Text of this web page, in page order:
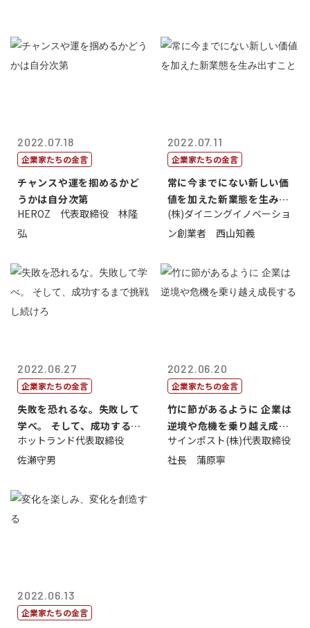
2022.07.18
企業家たちの金言
チャンスや運を掴めるかど
うかは自分次第
HEROZ 代表取締役 林隆
弘
2022.07.11
企業家たちの金言
常に今までにない新しい価
値を加えた新業態を生み出
すこと
(株)ダイニングイノベーショ
ン創業者 西山知義
2022.06.27
企業家たちの金言
失敗を恐れるな。失敗して
学べ。 そして、成功するま
で挑戦し続...
ホットランド代表取締役
佐瀬守男
2022.06.20
企業家たちの金言
竹に節があるように 企業は
逆境や危機を乗り越え成長
する
サインポスト(株)代表取締役
社長 蒲原寧
2022.06.13
企業家たちの金言